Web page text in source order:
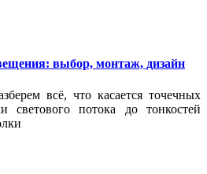
выбор, монтаж, дизайн
всё, что касается точечных
светового потока до тонкостей